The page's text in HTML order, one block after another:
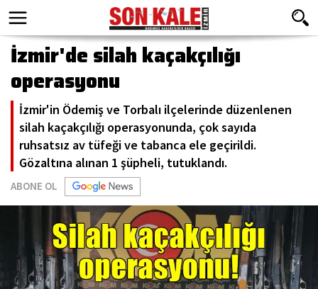
İzmir'de silah kaçakçılığı
operasyonu
İzmir'in Ödemiş ve Torbalı ilçelerinde düzenlenen
silah kaçakçılığı operasyonunda, çok sayıda
ruhsatsız av tüfeği ve tabanca ele geçirildi.
Gözaltına alınan 1 şüpheli, tutuklandı.
ABONE OL